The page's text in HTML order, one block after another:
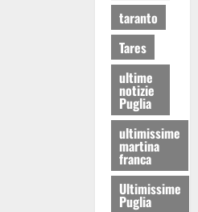
taranto
Tares
ultime
notizie
Puglia
ultimissime
martina
franca
Ultimissime
Puglia